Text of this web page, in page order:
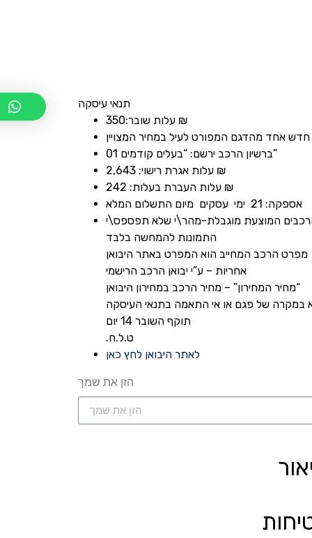
תנאי עיסקה
עלות שובר:350 ₪
אחד מהדגם המפורט לעיל במחיר המצויין
ברשיון הרכב ירשם: “בעלים קודמים 01”
עלות אגרת רישוי: 2,643 ₪
עלות העברת בעלות: 242 ₪
אספקה: 21 ימי עסקים מיום התשלום המלא
התמונות להמחשה בלבד
מפרט הרכב המחייב הוא המפרט באתר היבואן
אחריות – ע”י יבואן הרכב הרישמי
“מחיר המחירון” – מחיר הרכב במחירון היבואן
במקרה של פגם או אי התאמה בתנאי העיסקה
תוקף השובר 14 יום
ט.ל.ח.
לאתר היבואן לחץ כאן
הזן את שמך